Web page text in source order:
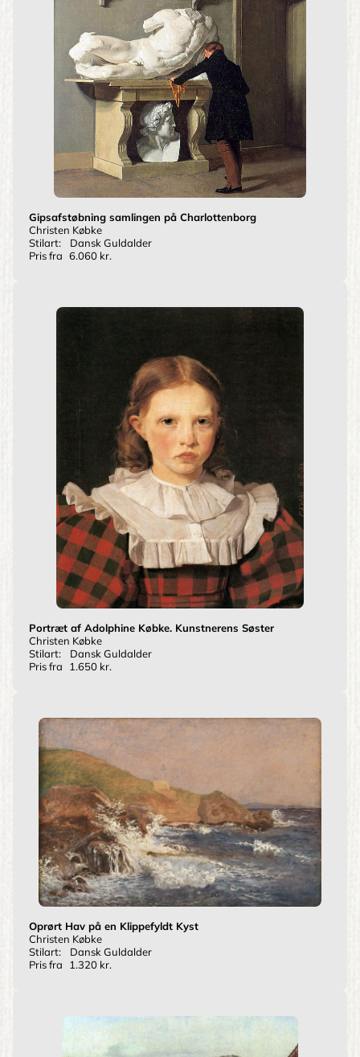
Gipsafstøbning samlingen på Charlottenborg
Christen Købke
Stilart:
Dansk Guldalder
Pris fra 6.060 kr.
Portræt af Adolphine Købke. Kunstnerens Søster
Christen Købke
Stilart:
Dansk Guldalder
Pris fra
1.650 kr.
Oprørt Hav på en Klippefyldt Kyst
Christen Købke
Stilart:
Dansk Guldalder
Pris fra
1.320 kr.